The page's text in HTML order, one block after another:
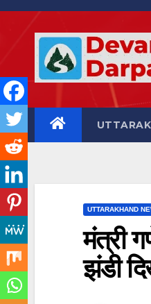
Skip
UTTARAKHAND
मंत्री
झंडी